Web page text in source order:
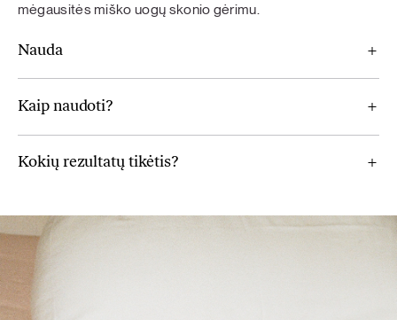
mėgausitės miško uogų skonio gėrimu.
Nauda
Kaip naudoti?
Kokių rezultatų tikėtis?